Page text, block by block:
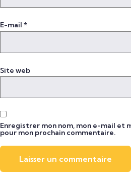
E-mail *
Site web
Enregistrer mon nom, mon e-mail et
pour mon prochain commentaire.